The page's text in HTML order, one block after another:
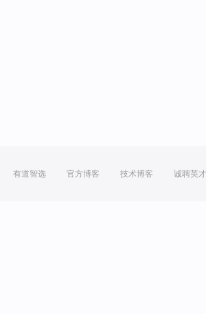
有道智选 官方博客 技术博客 诚聘英才